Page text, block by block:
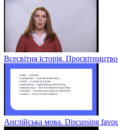
Всесвітня історія.
Англійська мова. Discussing